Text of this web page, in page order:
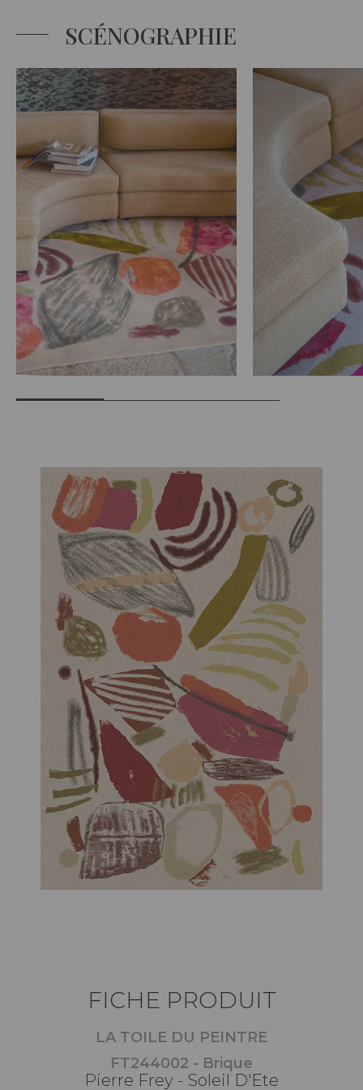
SCÉNOGRAPHIE
FICHE PRODUIT
LA TOILE DU PEINTRE
FT244002 - Brique
Pierre Frey - Soleil D'Ete